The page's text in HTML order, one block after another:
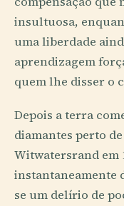
insultuosa,
uma liberdade
aprendizagem
quem lhe disser o
Depois a terra
diamantes perto
Witwatersrand em
instantaneamente
se um delírio de